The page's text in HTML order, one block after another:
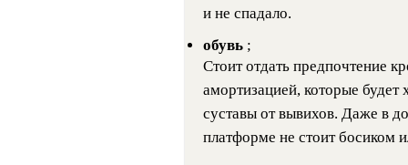
и не спадало.
обувь ;
Стоит отдать предпочтение
амортизацией, которые
суставы от вывихов. Даже в
платформе не стоит босиком